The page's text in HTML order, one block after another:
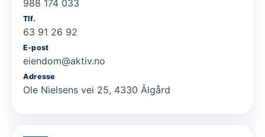
988 174 033
Tlf.
63 91 26 92
E-post
eiendom@aktiv.no
Adresse
Ole Nielsens vei 25, 4330 Ålgård